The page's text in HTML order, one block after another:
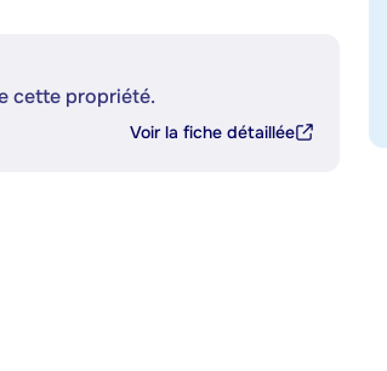
cette propriété.
Voir la fiche détaillée